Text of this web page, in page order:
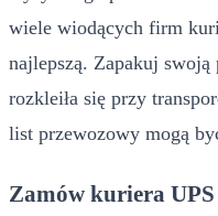
wiele wiodących firm
najlepszą. Zapakuj swoją
rozkleiła się przy
list przewozowy mogą
Zamów kuriera